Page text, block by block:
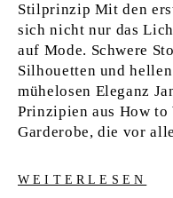
Stilprinzip Mit den
sich nicht nur das
auf Mode. Schwere
Silhouetten und
mühelosen Eleganz
Prinzipien aus How
Garderobe, die vor
WEITERLESEN